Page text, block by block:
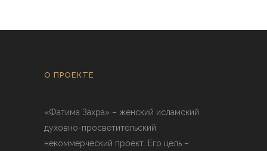
О ПРОЕКТЕ
«Фатима Захра» – женский исламский
духовно-просветительский
некоммерческий проект. Его цель –